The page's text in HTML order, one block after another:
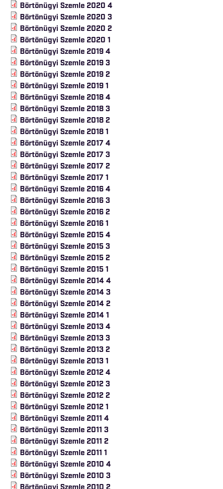
Börtönügyi Szemle 2020 4
Börtönügyi Szemle 2020 3
Börtönügyi Szemle 2020 2
Börtönügyi Szemle 2020 1
Börtönügyi Szemle 2019 4
Börtönügyi Szemle 2019 3
Börtönügyi Szemle 2019 2
Börtönügyi Szemle 2019 1
Börtönügyi Szemle 2018 4
Börtönügyi Szemle 2018 3
Börtönügyi Szemle 2018 2
Börtönügyi Szemle 2018 1
Börtönügyi Szemle 2017 4
Börtönügyi Szemle 2017 3
Börtönügyi Szemle 2017 2
Börtönügyi Szemle 2017 1
Börtönügyi Szemle 2016 4
Börtönügyi Szemle 2016 3
Börtönügyi Szemle 2016 2
Börtönügyi Szemle 2016 1
Börtönügyi Szemle 2015 4
Börtönügyi Szemle 2015 3
Börtönügyi Szemle 2015 2
Börtönügyi Szemle 2015 1
Börtönügyi Szemle 2014 4
Börtönügyi Szemle 2014 3
Börtönügyi Szemle 2014 2
Börtönügyi Szemle 2014 1
Börtönügyi Szemle 2013 4
Börtönügyi Szemle 2013 3
Börtönügyi Szemle 2013 2
Börtönügyi Szemle 2013 1
Börtönügyi Szemle 2012 4
Börtönügyi Szemle 2012 3
Börtönügyi Szemle 2012 2
Börtönügyi Szemle 2012 1
Börtönügyi Szemle 2011 4
Börtönügyi Szemle 2011 3
Börtönügyi Szemle 2011 2
Börtönügyi Szemle 2011 1
Börtönügyi Szemle 2010 4
Börtönügyi Szemle 2010 3